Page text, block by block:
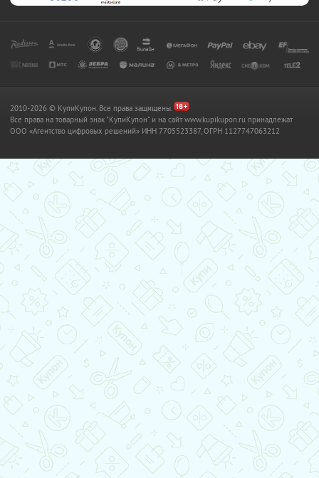
2010-2026 © КупиКупон. Все права защищены.
Все права на товарный знак "КупиКупон" и на сайт www.kupikupon.ru принадлежат
OOO «Агентство цифровых решений» ИНН 7705523387, ОГРН 1127747063212